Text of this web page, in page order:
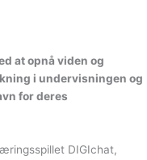
at opnå viden og
i undervisningen og
for deres
DIGIchat,